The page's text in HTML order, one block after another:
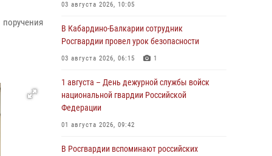
03 августа 2026, 10:05
В Кабардино‑Балкарии сотрудник
Росгвардии провел урок безопасности
03 августа 2026, 06:15 1
1 августа – День дежурной службы войск
национальной гвардии Российской
Федерации
01 августа 2026, 09:42
В Росгвардии вспоминают российских